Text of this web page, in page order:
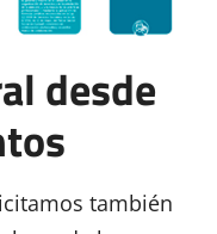
desde
también